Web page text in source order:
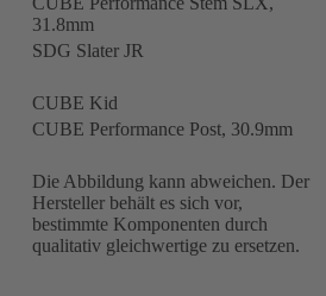
31.8mm
SDG Slater JR
CUBE Kid
CUBE Performance Post, 30.9mm
Die Abbildung kann abweichen. Der
Hersteller behält es sich vor,
bestimmte Komponenten durch
qualitativ gleichwertige zu ersetzen.